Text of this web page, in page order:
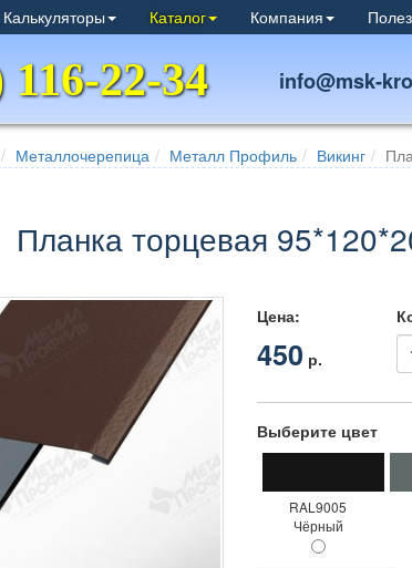
116-22-34 info@msk-
Калькуляторы Каталог Компания
Металлочерепица Металл Профиль Викинг
Планка торцевая
Цена:
450 р.
Выберите цвет
RAL9005
Чёрный